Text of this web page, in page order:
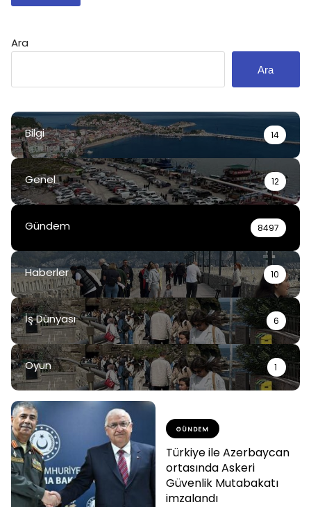
Ara
Ara
Bilgi 14
Genel 12
Gündem 8497
Haberler 10
İş Dünyası 6
Oyun 1
GÜNDEM
Türkiye ile Azerbaycan
ortasında Askeri
Güvenlik Mutabakatı
imzalandı